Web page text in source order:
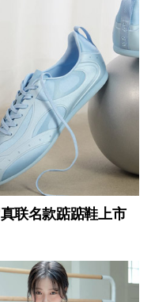
联名款踮踮鞋上市